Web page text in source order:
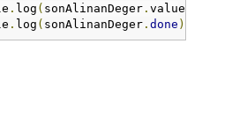
. log ( sonAlinanDeger . value
. log ( sonAlinanDeger . done );